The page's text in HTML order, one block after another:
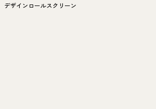
デザインロールスクリーン